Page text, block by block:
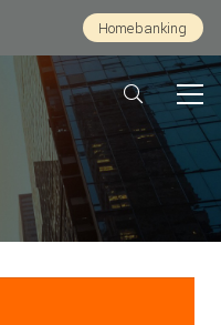
Homebanking